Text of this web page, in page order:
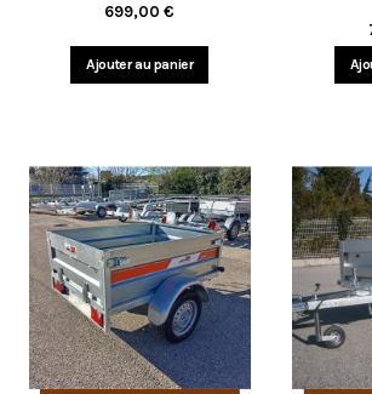
699,00 €
Ajouter au panier